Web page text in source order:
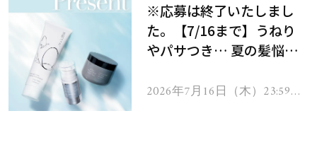
※応募は終了いたしまし
た。【7/16まで】うねり
やパサつき… 夏の髪悩み
ムを13名様にプレゼン
2026年7月16日（木）23:59ま